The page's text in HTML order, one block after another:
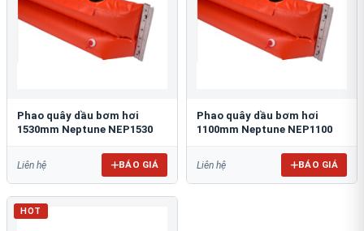
Phao quây dầu bơm hơi
1530mm Neptune NEP1530
Liên hệ BÁO GIÁ
Phao quây dầu bơm hơi
1100mm Neptune NEP1100
Liên hệ BÁO GIÁ
HOT